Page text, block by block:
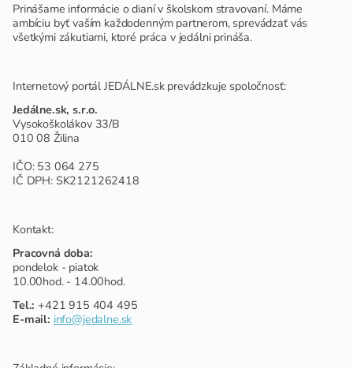
Prinášame informácie o dianí v školskom stravovaní. Máme
ambíciu byť vaším každodenným partnerom, sprevádzať vás
všetkými zákutiami, ktoré práca v jedálni prináša.
Internetový portál JEDÁLNE.sk prevádzkuje spoločnosť:
Jedálne.sk, s.r.o.
Vysokoškolákov 33/B
010 08 Žilina
IČO: 53 064 275
IČ DPH: SK2121262418
Kontakt:
Pracovná doba:
pondelok - piatok
10.00hod. - 14.00hod.
Tel.: +421 915 404 495
E-mail: info@jedalne.sk